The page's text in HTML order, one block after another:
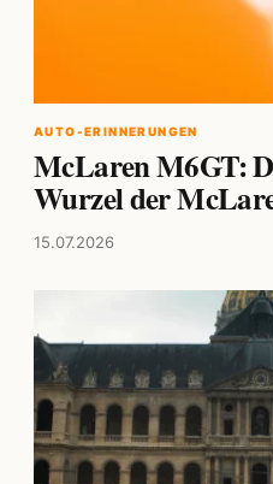
AUTO-ERINNERUNGEN
McLaren M6GT:
Wurzel der
15.07.2026